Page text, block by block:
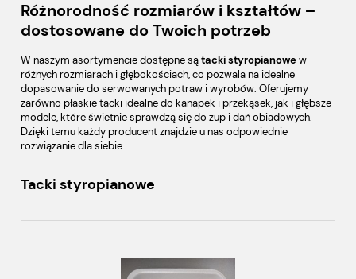
Różnorodność rozmiarów i kształtów –
dostosowane do Twoich potrzeb
W naszym asortymencie dostępne sątacki styropianowew
różnych rozmiarach i głębokościach, co pozwala na idealne
dopasowanie do serwowanych potraw i wyrobów. Oferujemy
zarówno płaskie tacki idealne do kanapek i przekąsek, jak i głębsze
modele, które świetnie sprawdzą się do zup i dań obiadowych.
Dzięki temu każdy producent znajdzie u nas odpowiednie
rozwiązanie dla siebie.
Tacki styropianowe